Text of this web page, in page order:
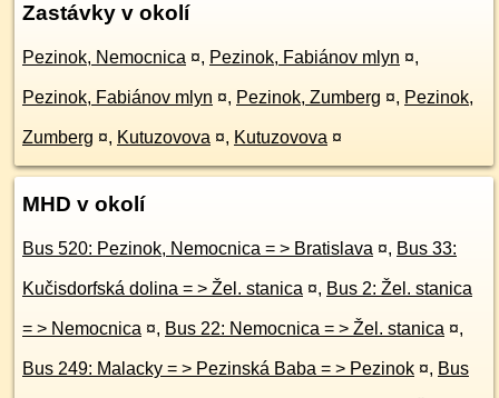
Zastávky v okolí
Pezinok, Nemocnica ¤, Pezinok, Fabiánov mlyn ¤,
Pezinok, Fabiánov mlyn ¤, Pezinok, Zumberg ¤, Pezinok,
Zumberg ¤, Kutuzovova ¤, Kutuzovova ¤
MHD v okolí
Bus 520: Pezinok, Nemocnica = > Bratislava ¤, Bus 33:
Kučisdorfská dolina = > Žel. stanica ¤, Bus 2: Žel. stanica
= > Nemocnica ¤, Bus 22: Nemocnica = > Žel. stanica ¤,
Bus 249: Malacky = > Pezinská Baba = > Pezinok ¤, Bus